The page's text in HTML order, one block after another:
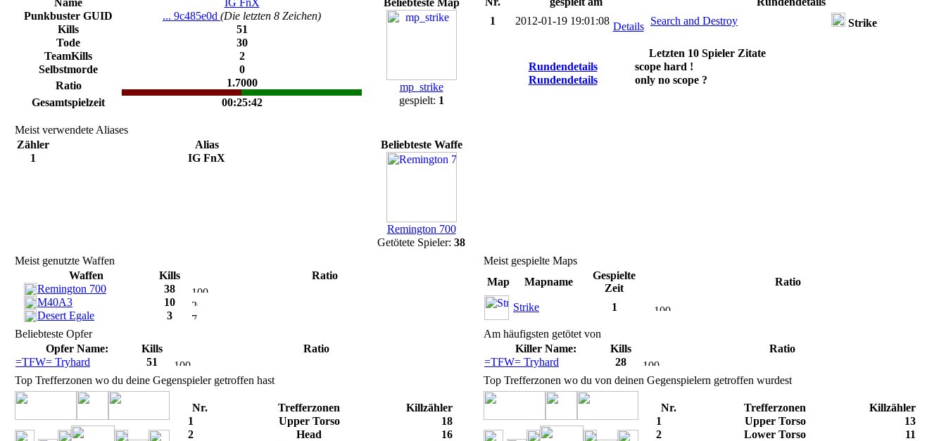
Name
IG FnX
Punkbuster GUID
... 9c485e0d (Die letzten 8 Zeichen)
Kills
51
Tode
30
TeamKills
2
Selbstmorde
0
Ratio
1.7000
Gesamtspielzeit
00:25:42
Beliebteste Map
mp_strike
gespielt: 1
Meist verwendete Aliases
Zähler
Alias
1
IG FnX
Beliebteste Waffe
Remington 700
Getötete Spieler: 38
1
2012-01-19 19:01:08 Details Search and Destroy Strike
Letzten 10 Spieler Zitate
Rundendetails
scope hard !
Rundendetails
only no scope ?
Meist genutzte Waffen
Waffen
Kills
Ratio
Remington 700
38
M40A3
10
Desert Egale
3
Meist gespielte Maps
Map
Mapname
Gespielte
Zeit
Ratio
Strike 1
Beliebteste Opfer
Opfer Name:
Kills
Ratio
=TFW= Tryhard
51
Am häufigsten getötet von
Killer Name:
Kills
Ratio
=TFW= Tryhard
28
Top Trefferzonen wo du deine Gegenspieler getroffen hast
Nr. Trefferzonen
Killzähler
1
Upper Torso
18
2
Head
16
Top Trefferzonen wo du von deinen Gegenspielern getroffen wurdest
Nr. Trefferzonen
Killzähler
1
Upper Torso
13
2
Lower Torso
11